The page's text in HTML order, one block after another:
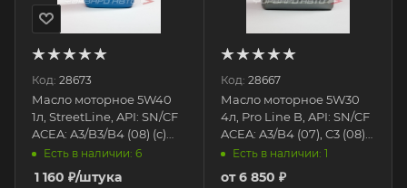
Код: 28673
Масло моторное 5W40
1л, StreetLine, API: SN/CF
ACEA: A3/B3/B4 (08) (с)
79334 AIMOL
Есть в наличии: 6
1 160 ₽/штука
Код: 28667
Масло моторное 5W30
4л, Pro Line B, API: SN/CF
ACEA: A3/B4 (07), C3 (08)
(с) 79305 AIMOL
Есть в наличии: 1
от6 850 ₽